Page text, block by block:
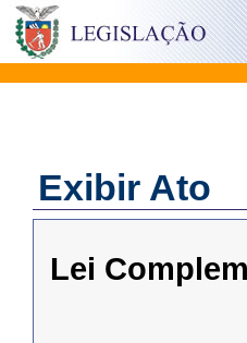
Exibir Ato
Lei